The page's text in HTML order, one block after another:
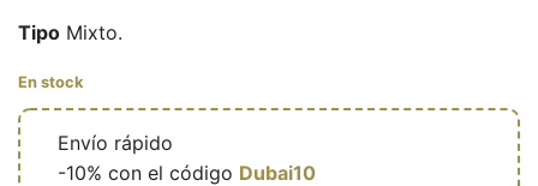
Tipo Mixto.
En stock
Envío rápido
-10% con el código Dubai10